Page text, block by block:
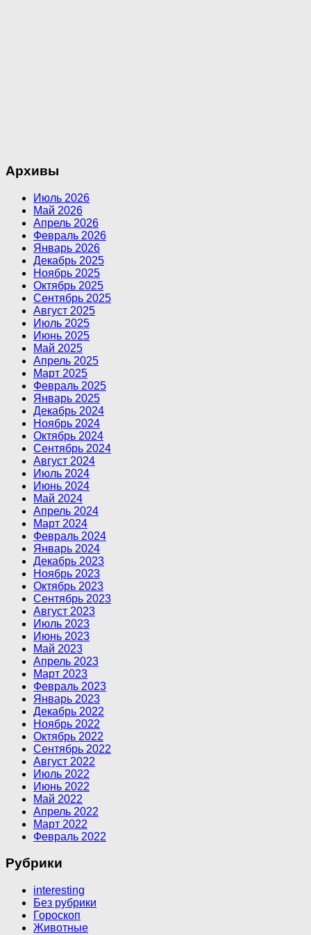
Архивы
Июль 2026
Май 2026
Апрель 2026
Февраль 2026
Январь 2026
Декабрь 2025
Ноябрь 2025
Октябрь 2025
Сентябрь 2025
Август 2025
Июль 2025
Июнь 2025
Май 2025
Апрель 2025
Март 2025
Февраль 2025
Январь 2025
Декабрь 2024
Ноябрь 2024
Октябрь 2024
Сентябрь 2024
Август 2024
Июль 2024
Июнь 2024
Май 2024
Апрель 2024
Март 2024
Февраль 2024
Январь 2024
Декабрь 2023
Ноябрь 2023
Октябрь 2023
Сентябрь 2023
Август 2023
Июль 2023
Июнь 2023
Май 2023
Апрель 2023
Март 2023
Февраль 2023
Январь 2023
Декабрь 2022
Ноябрь 2022
Октябрь 2022
Сентябрь 2022
Август 2022
Июль 2022
Июнь 2022
Май 2022
Апрель 2022
Март 2022
Февраль 2022
Рубрики
interesting
Без рубрики
Гороскоп
Животные